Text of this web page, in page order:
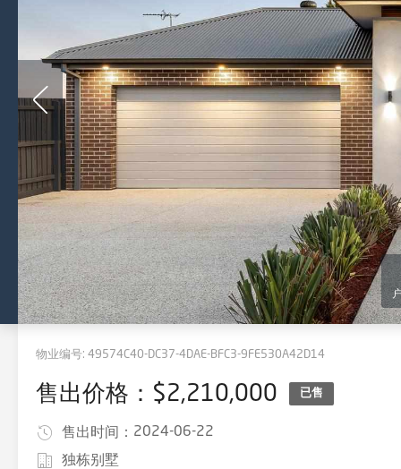
物业编号: 49574C40-DC37-4DAE-BFC3-9FE530A42D14
售出价格：$2,210,000 已售
售出时间： 2024-06-22
独栋别墅